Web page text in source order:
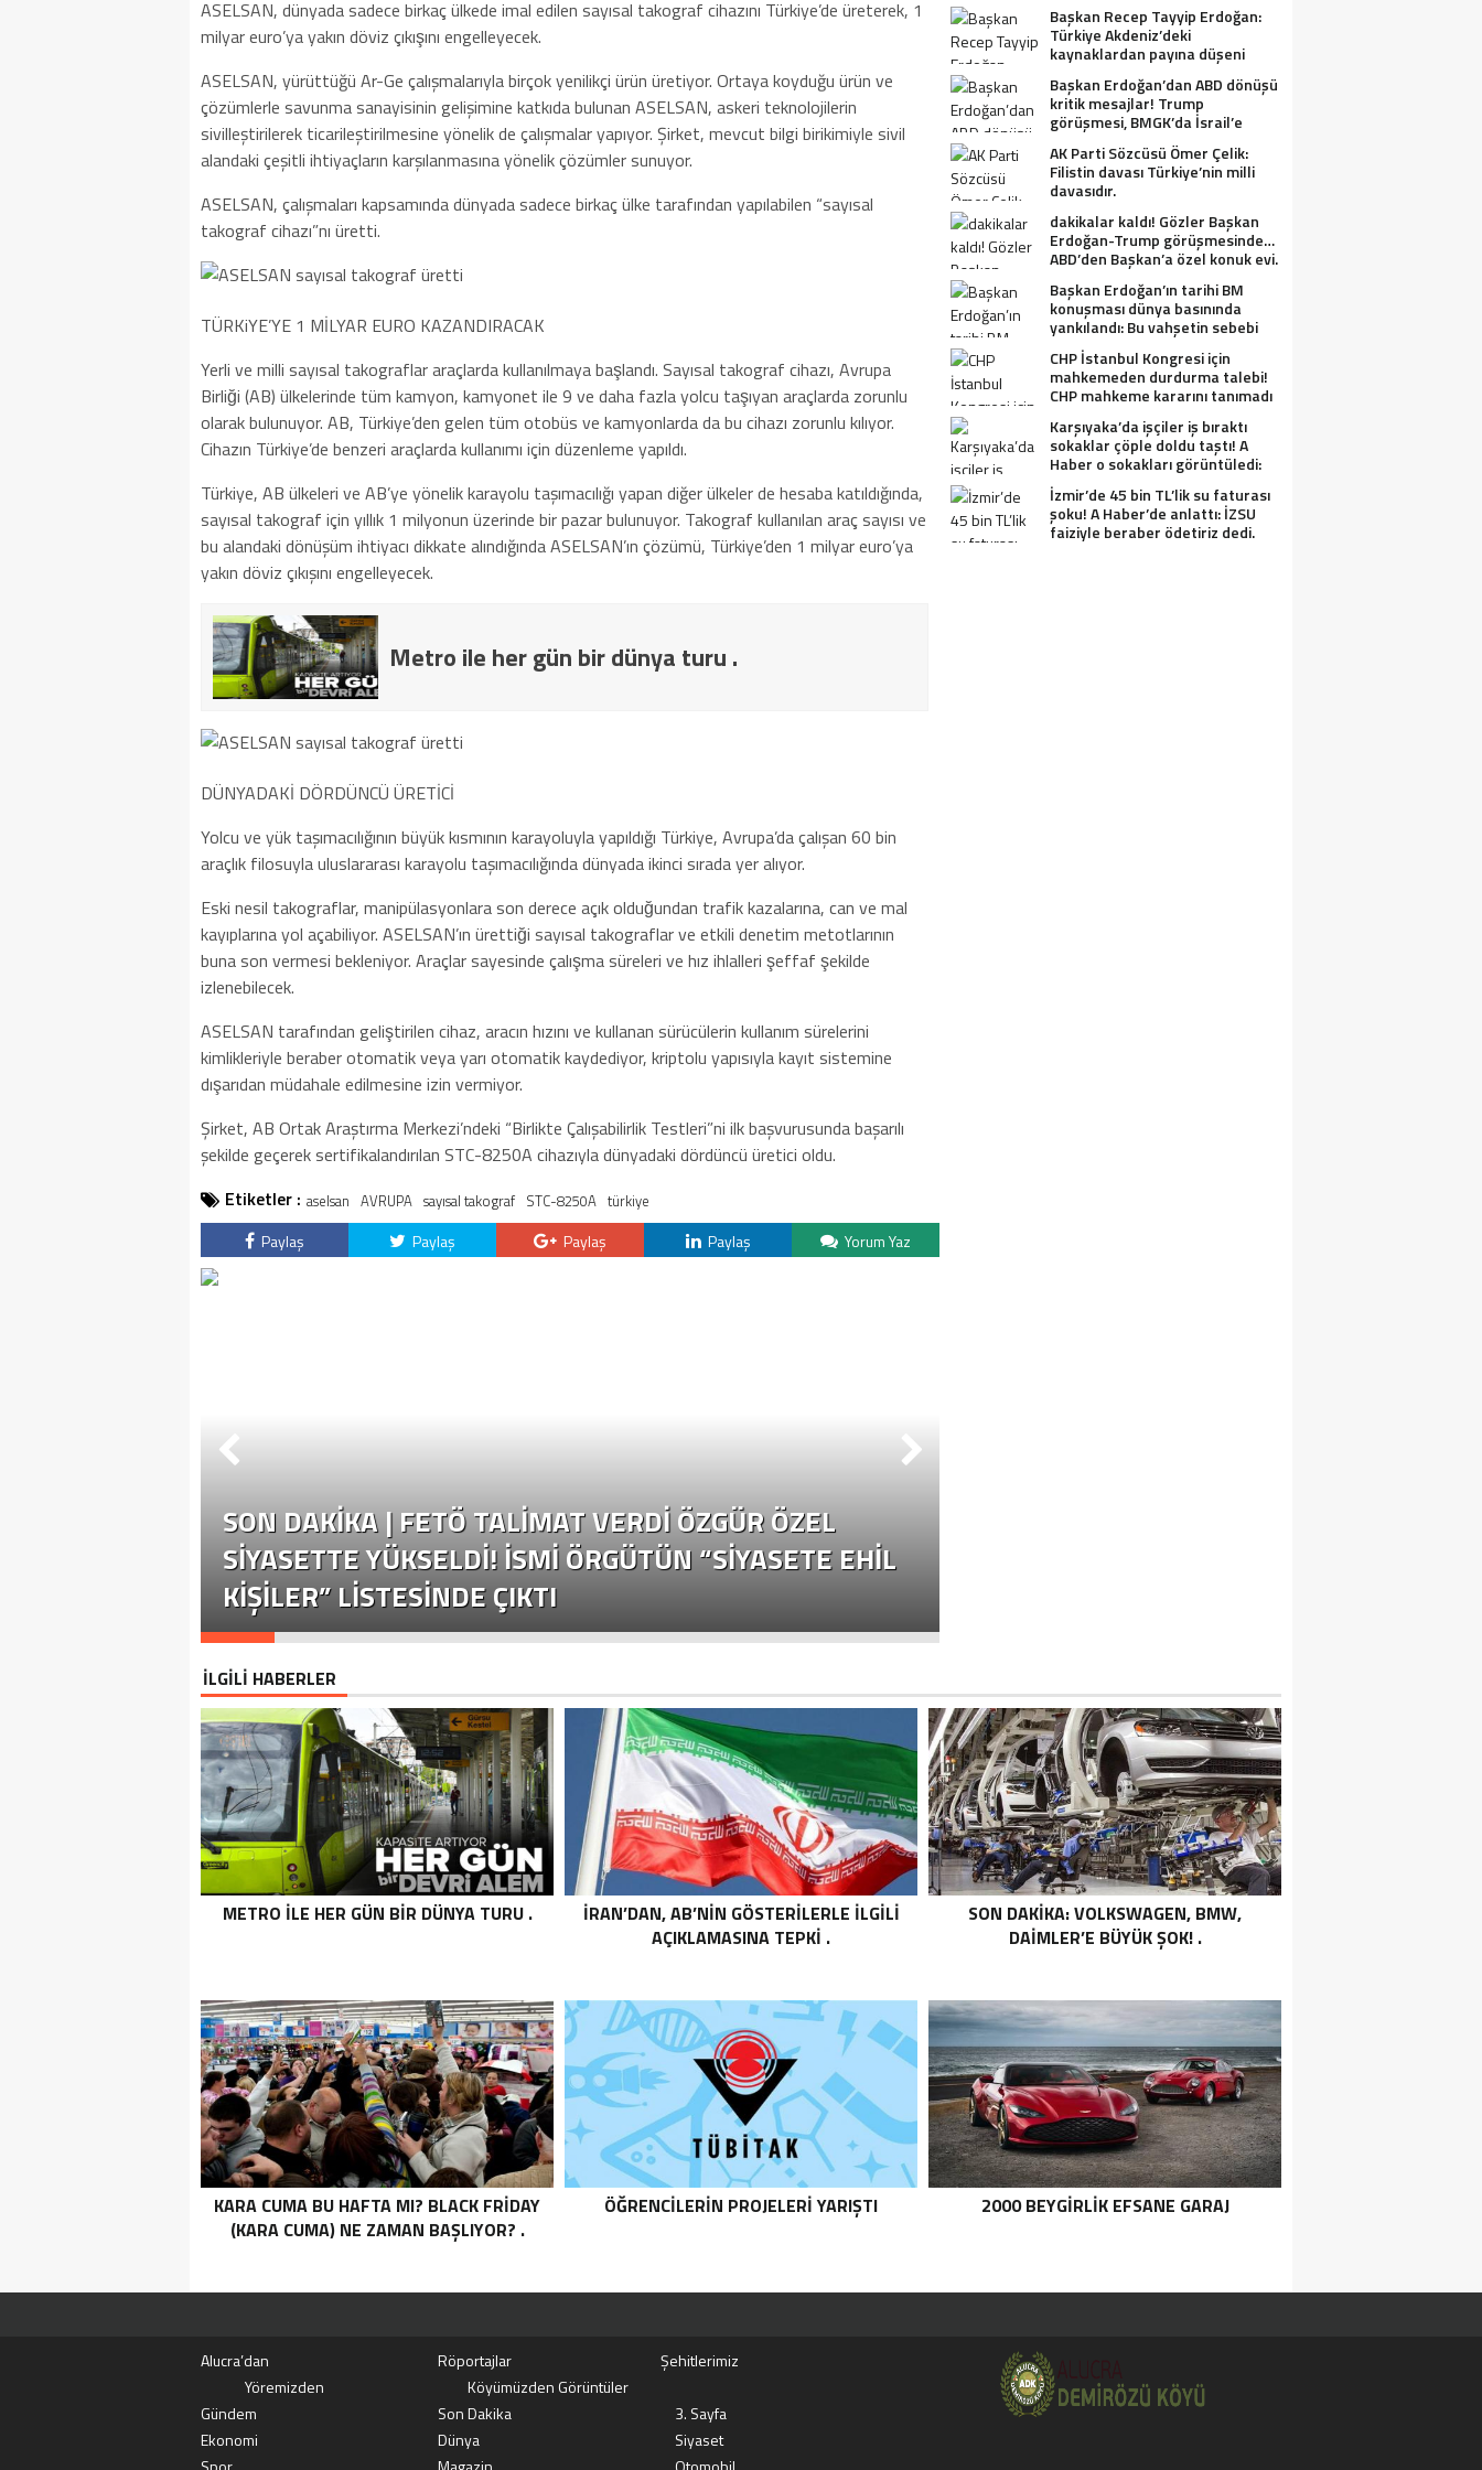
ASELSAN, dünyada sadece birkaç ülkede imal edilen sayısal takograf cihazını Türkiye’de üreterek, 1
milyar euro’ya yakın döviz çıkışını engelleyecek.
ASELSAN, yürüttüğü Ar-Ge çalışmalarıyla birçok yenilikçi ürün üretiyor. Ortaya koyduğu ürün ve
çözümlerle savunma sanayisinin gelişimine katkıda bulunan ASELSAN, askeri teknolojilerin
sivilleştirilerek ticarileştirilmesine yönelik de çalışmalar yapıyor. Şirket, mevcut bilgi birikimiyle sivil
alandaki çeşitli ihtiyaçların karşılanmasına yönelik çözümler sunuyor.
ASELSAN, çalışmaları kapsamında dünyada sadece birkaç ülke tarafından yapılabilen “sayısal
takograf cihazı”nı üretti.
TÜRKiYE’YE 1 MİLYAR EURO KAZANDIRACAK
Yerli ve milli sayısal takograflar araçlarda kullanılmaya başlandı. Sayısal takograf cihazı, Avrupa
Birliği (AB) ülkelerinde tüm kamyon, kamyonet ile 9 ve daha fazla yolcu taşıyan araçlarda zorunlu
olarak bulunuyor. AB, Türkiye’den gelen tüm otobüs ve kamyonlarda da bu cihazı zorunlu kılıyor.
Cihazın Türkiye’de benzeri araçlarda kullanımı için düzenleme yapıldı.
Türkiye, AB ülkeleri ve AB’ye yönelik karayolu taşımacılığı yapan diğer ülkeler de hesaba katıldığında,
sayısal takograf için yıllık 1 milyonun üzerinde bir pazar bulunuyor. Takograf kullanılan araç sayısı ve
bu alandaki dönüşüm ihtiyacı dikkate alındığında ASELSAN’ın çözümü, Türkiye’den 1 milyar euro’ya
yakın döviz çıkışını engelleyecek.
Metro ile her gün bir dünya turu .
DÜNYADAKİ DÖRDÜNCÜ ÜRETİCİ
Yolcu ve yük taşımacılığının büyük kısmının karayoluyla yapıldığı Türkiye, Avrupa’da çalışan 60 bin
araçlık filosuyla uluslararası karayolu taşımacılığında dünyada ikinci sırada yer alıyor.
Eski nesil takograflar, manipülasyonlara son derece açık olduğundan trafik kazalarına, can ve mal
kayıplarına yol açabiliyor. ASELSAN’ın ürettiği sayısal takograflar ve etkili denetim metotlarının
buna son vermesi bekleniyor. Araçlar sayesinde çalışma süreleri ve hız ihlalleri şeffaf şekilde
izlenebilecek.
ASELSAN tarafından geliştirilen cihaz, aracın hızını ve kullanan sürücülerin kullanım sürelerini
kimlikleriyle beraber otomatik veya yarı otomatik kaydediyor, kriptolu yapısıyla kayıt sistemine
dışarıdan müdahale edilmesine izin vermiyor.
Şirket, AB Ortak Araştırma Merkezi’ndeki “Birlikte Çalışabilirlik Testleri”ni ilk başvurusunda başarılı
şekilde geçerek sertifikalandırılan STC-8250A cihazıyla dünyadaki dördüncü üretici oldu.
Etiketler : aselsan AVRUPA sayısal takograf STC-8250A türkiye
Paylaş Paylaş Paylaş Paylaş Yorum Yaz
SON DAKİKA | FETÖ TALIMAT VERDI ÖZGÜR ÖZEL
SIYASETTE YÜKSELDI! İSMI ÖRGÜTÜN “SIYASETE EHIL
KIŞILER” LISTESINDE ÇIKTI
Başkan Recep Tayyip Erdoğan:
Türkiye Akdeniz’deki
kaynaklardan payına düşeni
Başkan Erdoğan’dan ABD dönüşü
kritik mesajlar! Trump
görüşmesi, BMGK’da İsrail’e
tepkiler, Gazze ve Filistin
meselesi….
AK Parti Sözcüsü Ömer Çelik:
Filistin davası Türkiye’nin milli
davasıdır.
dakikalar kaldı! Gözler Başkan
Erdoğan-Trump görüşmesinde…
ABD’den Başkan’a özel konuk evi.
Başkan Erdoğan’ın tarihi BM
konuşması dünya basınında
yankılandı: Bu vahşetin sebebi
olabilir mi?
CHP İstanbul Kongresi için
mahkemeden durdurma talebi!
CHP mahkeme kararını tanımadı
Karşıyaka’da işçiler iş bıraktı
sokaklar çöple doldu taştı! A
Haber o sokakları görüntüledi:
Fareler cirit atıyor
İzmir’de 45 bin TL’lik su faturası
şoku! A Haber’de anlattı: İZSU
faiziyle beraber ödetiriz dedi.
İLGİLİ HABERLER
METRO ILE HER GÜN BIR DÜNYA TURU .
İRAN’DAN, AB’NIN GÖSTERILERLE ILGILI
AÇIKLAMASINA TEPKI .
SON DAKIKA: VOLKSWAGEN, BMW,
DAIMLER’E BÜYÜK ŞOK! .
KARA CUMA BU HAFTA MI? BLACK FRIDAY
(KARA CUMA) NE ZAMAN BAŞLIYOR? .
ÖĞRENCILERIN PROJELERI YARIŞTI 2000 BEYGIRLIK EFSANE GARAJ
Alucra’dan Röportajlar
Şehitlerimiz
Yöremizden
Köyümüzden Görüntüler
Gündem
Son Dakika
3. Sayfa
Ekonomi
Dünya
Siyaset